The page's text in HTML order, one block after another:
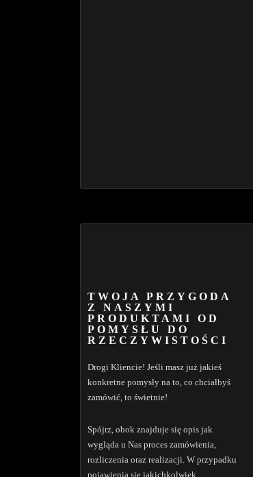
TWOJA PRZYGODA
Z NASZYMI
PRODUKTAMI OD
POMYSŁU DO
RZECZYWISTOŚCI
Drogi Kliencie! Jeśli masz już jakieś
konkretne pomysły na to, co chciałbyś
zamówić, to świetnie!
Spójrz, obok znajduje się opis jak
wygląda u Nas proces zamówienia,
rozliczenia oraz realizacji. W przypadku
pojawienia się jakichkolwiek